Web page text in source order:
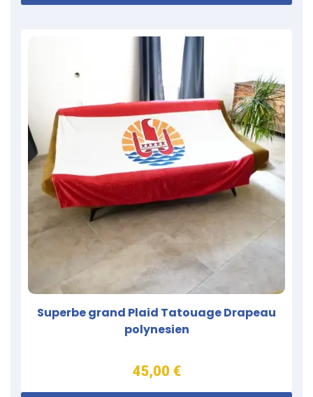
Superbe grand Plaid Tatouage Drapeau
polynesien
45,00 €